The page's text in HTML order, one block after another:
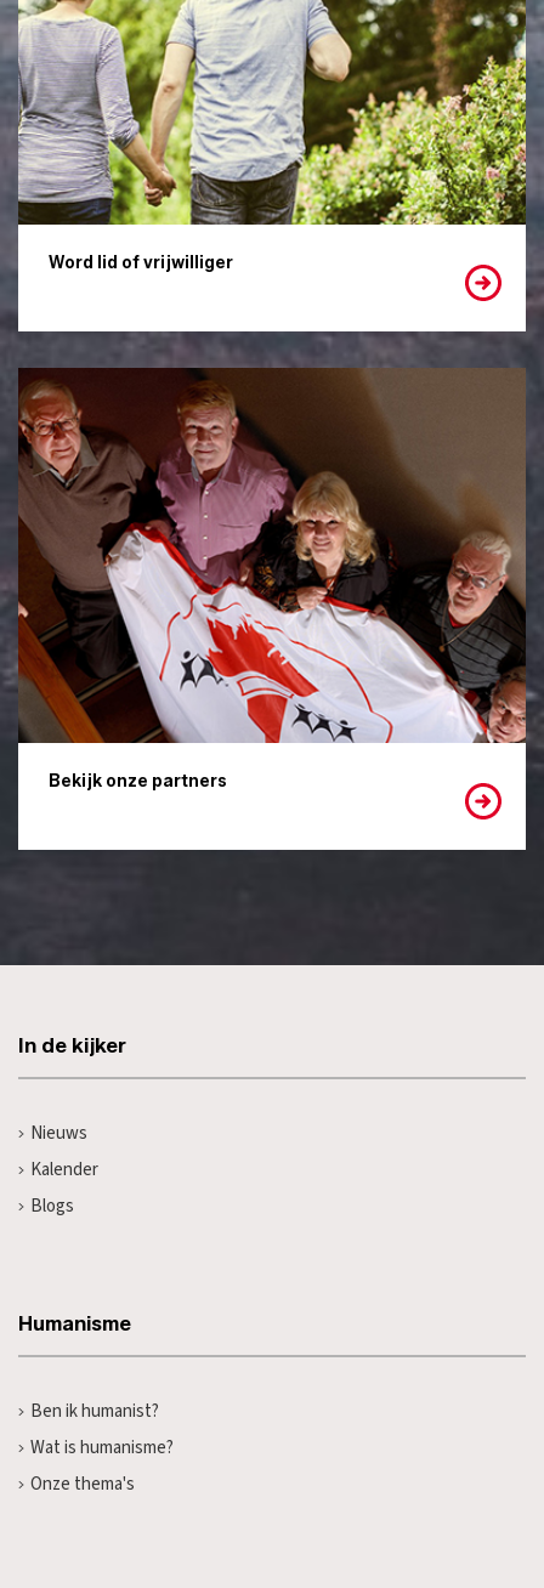
Word lid of vrijwilliger
Bekijk onze partners
In de kijker
Nieuws
Kalender
Blogs
Humanisme
Ben ik humanist?
Wat is humanisme?
Onze thema's